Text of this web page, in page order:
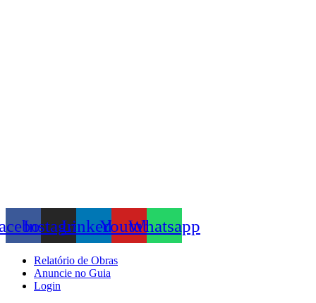
InstagramLinkedinYoutubeWhatsapp
Relatório de Obras
Anuncie no Guia
Login